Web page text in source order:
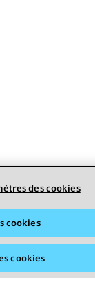
des cookies
cookies
cookies